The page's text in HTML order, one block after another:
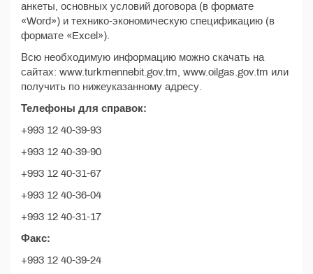
анкеты, основных условий договора (в формате
«Word») и технико-экономическую спецификацию (в
формате «Excel»).
Всю необходимую информацию можно скачать на
сайтах: www.turkmennebit.gov.tm, www.oilgas.gov.tm или
получить по нижеуказанному адресу.
Телефоны для справок:
+993 12 40-39-93
+993 12 40-39-90
+993 12 40-31-67
+993 12 40-36-04
+993 12 40-31-17
Факс:
+993 12 40-39-24